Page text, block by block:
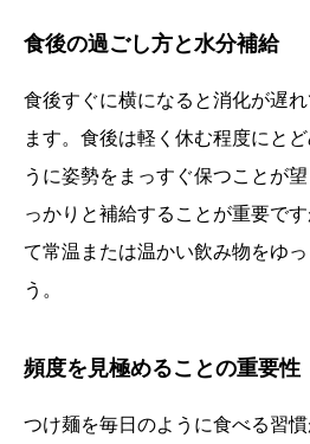
食後の過ごし方と水分補給
食後すぐに横になると消化が遅
ます。食後は軽く休む程度にと
うに姿勢をまっすぐ保つことが
っかりと補給することが重要で
て常温または温かい飲み物をゆ
う。
頻度を見極めることの重要性
つけ麺を毎日のように食べる習